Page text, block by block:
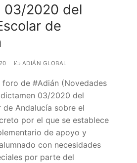
03/2020 del
de
ADIÁN GLOBAL
foro de #Adián (Novedades
03/2020 del
de Andalucía sobre el
por el que se establece
de apoyo y
con necesidades
por parte del